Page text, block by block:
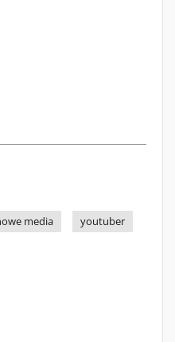
media youtuber